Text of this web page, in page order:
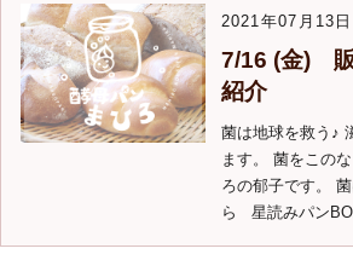
2021年07月13日
7/16 (金)
紹介
菌は地球を救う♪
ます。 菌をこの
ろの郁子です。
ら 星読みパン